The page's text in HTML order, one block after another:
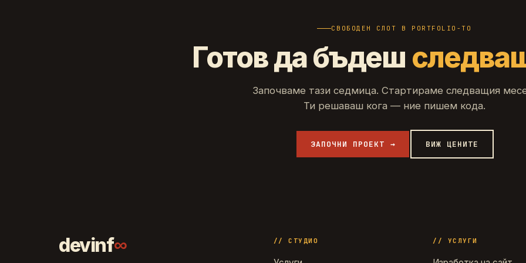
СВОБОДЕН СЛОТ В PORTFOLIO-ТО
Готов да бъдеш
Започваме тази седмица. Стартираме следващия
Ти решаваш кога — ние пишем кода.
ЗАПОЧНИ ПРОЕКТ → ВИЖ ЦЕНИТЕ
devinf∞ //СТУДИО // УСЛУГИ